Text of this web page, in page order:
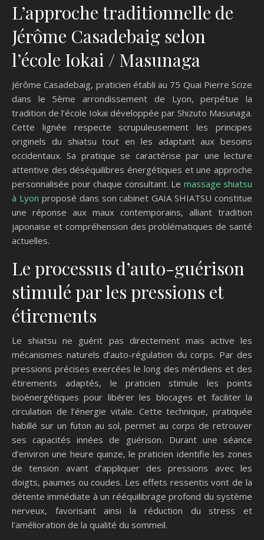
L’approche traditionnelle de
Jérôme Casadebaig selon
l’école Iokai / Masunaga
Jérôme Casadebaig, praticien établi au 75 Quai Pierre Scize
dans le 5ème arrondissement de Lyon, perpétue la
tradition de l’école Iokai développée par Shizuto Masunaga.
Cette lignée respecte scrupuleusement les principes
originels du shiatsu tout en les adaptant aux besoins
occidentaux. Sa pratique se caractérise par une lecture
attentive des déséquilibres énergétiques et une approche
personnalisée pour chaque consultant. Le massage shiatsu
à Lyon proposé dans son cabinet GAIA SHIATSU constitue
une réponse aux maux contemporains, alliant tradition
japonaise et compréhension des problématiques de santé
actuelles.
Le processus d’auto-guérison
stimulé par les pressions et
étirements
Le shiatsu ne guérit pas directement mais active les
mécanismes naturels d’auto-régulation du corps. Par des
pressions précises exercées le long des méridiens et des
étirements adaptés, le praticien stimule les points
bioénergétiques pour libérer les blocages et faciliter la
circulation de l’énergie vitale. Cette technique, pratiquée
habillé sur un futon au sol, permet au corps de retrouver
ses capacités innées de guérison. Durant une séance
d’environ une heure quinze, le praticien identifie les zones
de tension avant d’appliquer des pressions avec les
doigts, paumes ou coudes. Les effets ressentis vont de la
détente immédiate à un rééquilibrage profond du système
nerveux, favorisant ainsi la réduction du stress et
l’amélioration de la qualité du sommeil.